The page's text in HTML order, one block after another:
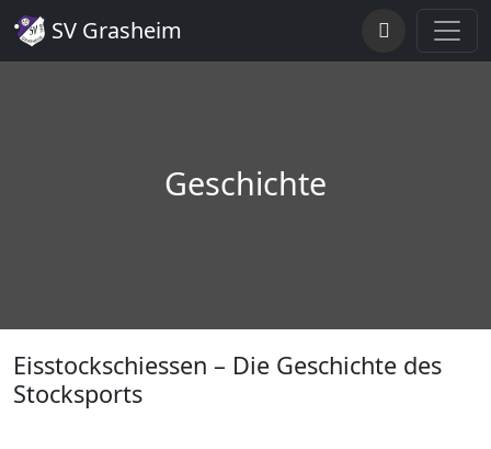
SV Grasheim
Geschichte
Eisstockschiessen – Die Geschichte des
Stocksports